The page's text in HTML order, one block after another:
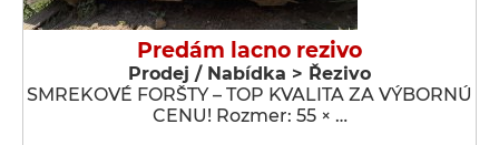
Predám lacno rezivo
Prodej / Nabídka > Řezivo
SMREKOVÉ FORŠTY – TOP KVALITA ZA VÝBORNÚ
CENU! Rozmer: 55 × …